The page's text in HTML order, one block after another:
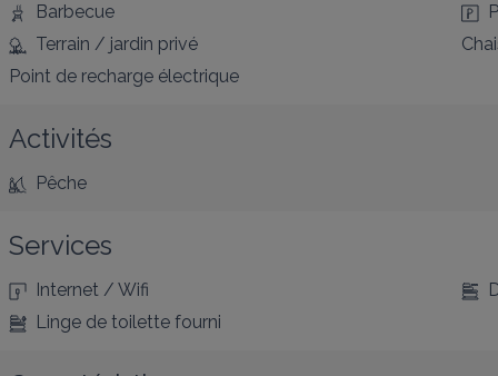
Barbecue
Terrain / jardin privé
Point de recharge électrique
Activités
Pêche
Services
Internet / Wifi
Linge de toilette fourni